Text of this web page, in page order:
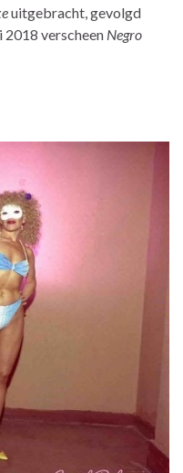
uitgebracht, gevolgd
2018 verscheen Negro